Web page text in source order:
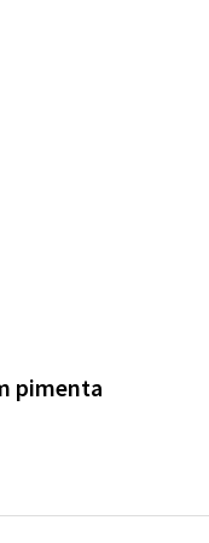
pimenta